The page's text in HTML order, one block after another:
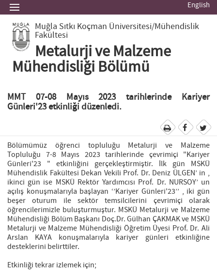
English
Muğla Sıtkı Koçman Üniversitesi/Mühendislik
Fakültesi
Metalurji ve Malzeme
Mühendisliği Bölümü
MMT 07-08 Mayıs 2023 tarihlerinde Kariyer
Günleri'23 etkinliği düzenledi.
Bölümümüz öğrenci topluluğu Metalurji ve Malzeme
Topluluğu 7-8 Mayıs 2023 tarihlerinde çevrimiçi "Kariyer
Günleri'23 " etkinliğini gerçekleştirmiştir. İlk gün MSKÜ
Mühendislik Fakültesi Dekan Vekili Prof. Dr. Deniz ÜLGEN’ in ,
ikinci gün ise MSKÜ Rektör Yardımcısı Prof. Dr. NURSOY’ un
açılış konuşmalarıyla başlayan ‘’Kariyer Günleri'23’’ , iki gün
beşer oturum ile sektör temsilcilerini çevrimiçi olarak
öğrencilerimizle buluşturmuştur. MSKÜ Metalurji ve Malzeme
Mühendisliği Bölüm Başkanı Doç.Dr. Gülhan ÇAKMAK ve MSKÜ
Metalurji ve Malzeme Mühendisliği Öğretim Üyesi Prof. Dr. Ali
Arslan KAYA konuşmalarıyla kariyer günleri etkinliğine
desteklerini belirttiler.
Etkinliği tekrar izlemek için;